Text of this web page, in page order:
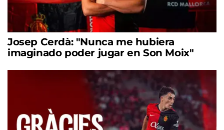
Josep Cerdà: "Nunca me hubiera
imaginado poder jugar en Son Moix"